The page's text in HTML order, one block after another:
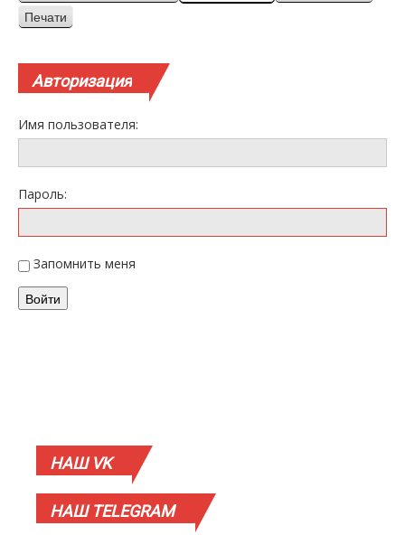
Просмотр
Печати
Авторизация
Имя пользователя:
Пароль:
Запомнить меня
Войти
НАШVK
НАШTELEGRAM